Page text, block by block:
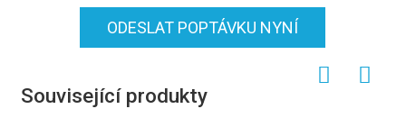
ODESLAT POPTÁVKU NYNÍ
Související produkty